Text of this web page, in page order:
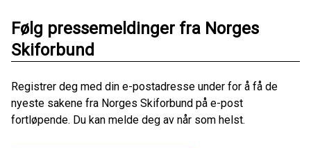
Følg pressemeldinger fra Norges
Skiforbund
Registrer deg med din e-postadresse under for å få de
nyeste sakene fra Norges Skiforbund på e-post
fortløpende. Du kan melde deg av når som helst.